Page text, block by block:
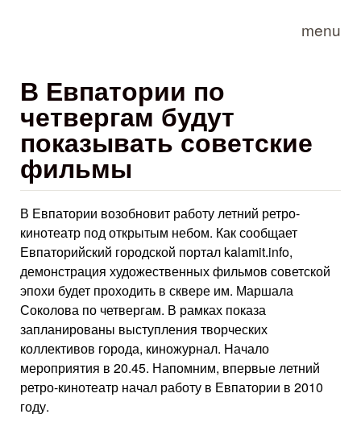
menu
В Евпатории по
четвергам будут
показывать советские
фильмы
В Евпатории возобновит работу летний ретро-
кинотеатр под открытым небом. Как сообщает
Евпаторийский городской портал kalamit.info,
демонстрация художественных фильмов советской
эпохи будет проходить в сквере им. Маршала
Соколова по четвергам. В рамках показа
запланированы выступления творческих
коллективов города, киножурнал. Начало
мероприятия в 20.45. Напомним, впервые летний
ретро-кинотеатр начал работу в Евпатории в 2010
году.